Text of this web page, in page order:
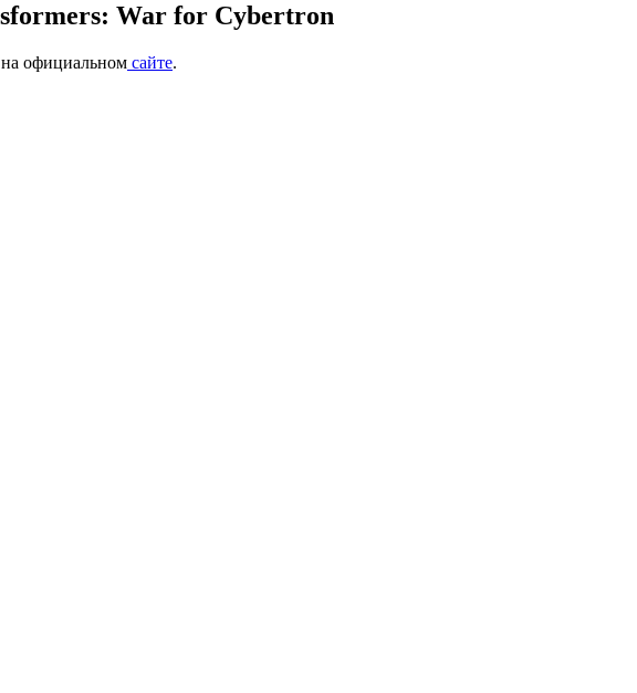
War for Cybertron
на официальном сайте.